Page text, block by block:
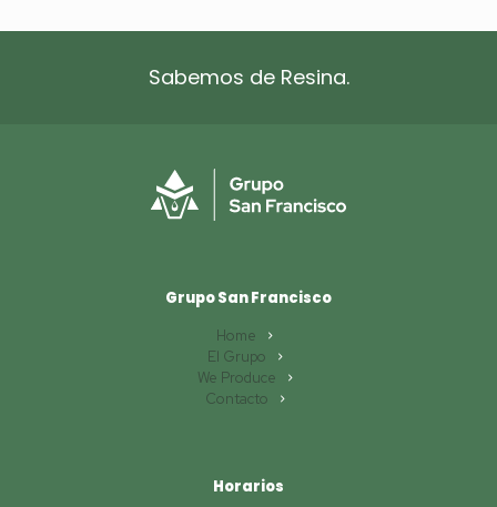
Sabemos de Resina.
Grupo San Francisco
Home
El Grupo
We Produce
Contacto
Horarios